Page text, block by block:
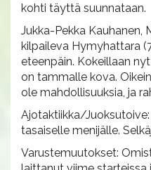
kohti täyttä suunnataan.
Jukka-Pekka Kauhanen,
kilpaileva Hymyhattara
eteenpäin. Kokeillaan
on tammalle kova.
ole mahdollisuuksia, ja
Ajotaktiikka/
tasaiselle menijälle.
Varustemuutokset: